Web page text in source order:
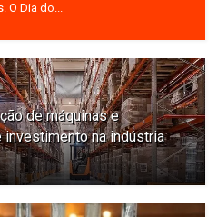
O Dia do...
de máquinas e
na indústria